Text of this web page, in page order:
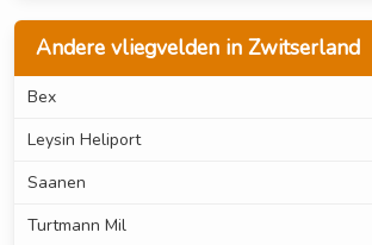
Andere vliegvelden in Zwitserland
Bex
Leysin Heliport
Saanen
Turtmann Mil